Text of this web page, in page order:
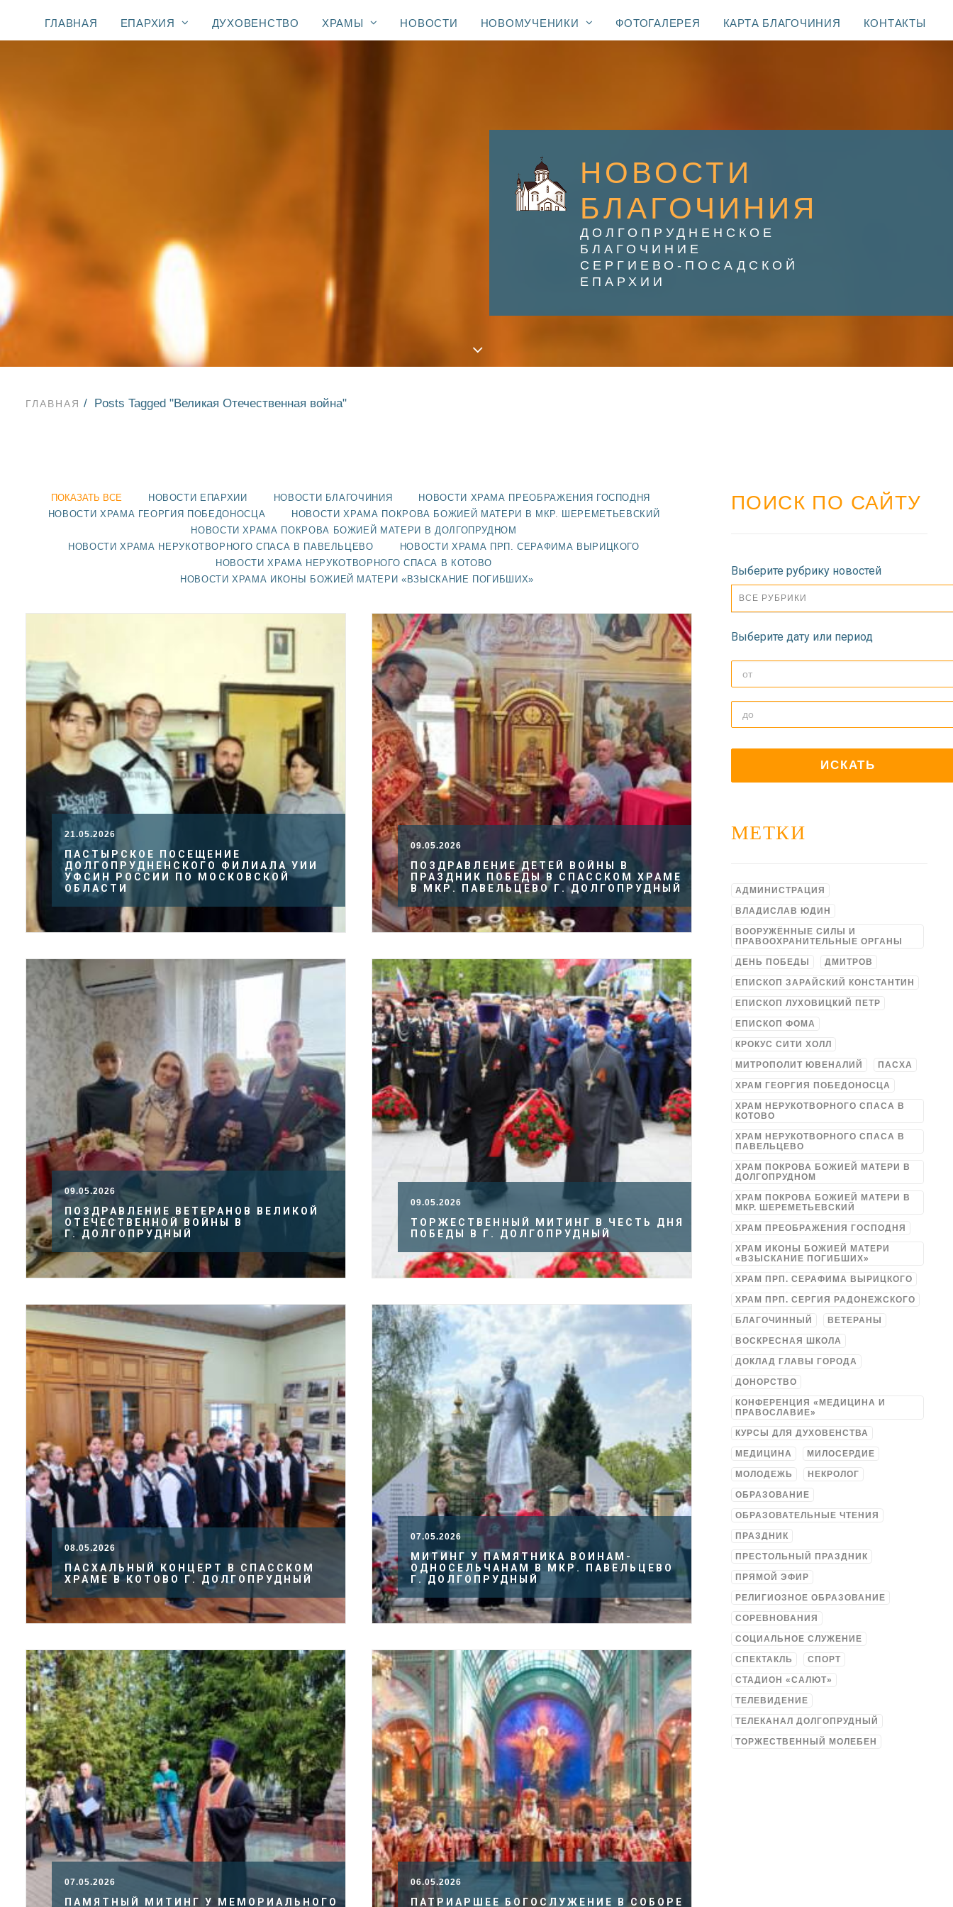
ГЛАВНАЯ ЕПАРХИЯ ДУХОВЕНСТВО ХРАМЫ НОВОСТИ НОВОМУЧЕНИКИ ФОТОГАЛЕРЕЯ КАРТА БЛАГОЧИНИЯ КОНТАКТЫ
НОВОСТИ
БЛАГОЧИНИЯ
ДОЛГОПРУДНЕНСКОЕ
БЛАГОЧИНИЕ
СЕРГИЕВО-ПОСАДСКОЙ
ЕПАРХИИ
ГЛАВНАЯ Posts Tagged "Великая Отечественная война"
ПОКАЗАТЬ ВСЕ НОВОСТИ ЕПАРХИИ НОВОСТИ БЛАГОЧИНИЯ
НОВОСТИ ХРАМА ПРЕОБРАЖЕНИЯ ГОСПОДНЯ
НОВОСТИ ХРАМА ГЕОРГИЯ ПОБЕДОНОСЦА
НОВОСТИ ХРАМА ПОКРОВА БОЖИЕЙ МАТЕРИ В МКР. ШЕРЕМЕТЬЕВСКИЙ
НОВОСТИ ХРАМА ПОКРОВА БОЖИЕЙ МАТЕРИ В ДОЛГОПРУДНОМ
НОВОСТИ ХРАМА НЕРУКОТВОРНОГО СПАСА В ПАВЕЛЬЦЕВО
НОВОСТИ ХРАМА ПРП. СЕРАФИМА ВЫРИЦКОГО
НОВОСТИ ХРАМА НЕРУКОТВОРНОГО СПАСА В КОТОВО
НОВОСТИ ХРАМА ИКОНЫ БОЖИЕЙ МАТЕРИ «ВЗЫСКАНИЕ ПОГИБШИХ»
21.05.2026
ПАСТЫРСКОЕ ПОСЕЩЕНИЕ
ДОЛГОПРУДНЕНСКОГО ФИЛИАЛА УИИ
УФСИН РОССИИ ПО МОСКОВСКОЙ
ОБЛАСТИ
09.05.2026
ПОЗДРАВЛЕНИЕ ДЕТЕЙ ВОЙНЫ В
ПРАЗДНИК ПОБЕДЫ В СПАССКОМ ХРАМЕ
В МКР. ПАВЕЛЬЦЕВО Г. ДОЛГОПРУДНЫЙ
09.05.2026
ПОЗДРАВЛЕНИЕ ВЕТЕРАНОВ ВЕЛИКОЙ
ОТЕЧЕСТВЕННОЙ ВОЙНЫ В
Г. ДОЛГОПРУДНЫЙ
09.05.2026
ТОРЖЕСТВЕННЫЙ МИТИНГ В ЧЕСТЬ ДНЯ
ПОБЕДЫ В Г. ДОЛГОПРУДНЫЙ
08.05.2026
ПАСХАЛЬНЫЙ КОНЦЕРТ В СПАССКОМ
ХРАМЕ В КОТОВО Г. ДОЛГОПРУДНЫЙ
07.05.2026
МИТИНГ У ПАМЯТНИКА ВОИНАМ-
ОДНОСЕЛЬЧАНАМ В МКР. ПАВЕЛЬЦЕВО
Г. ДОЛГОПРУДНЫЙ
07.05.2026
ПАМЯТНЫЙ МИТИНГ У МЕМОРИАЛЬНОГО
06.05.2026
ПАТРИАРШЕЕ БОГОСЛУЖЕНИЕ В СОБОРЕ
ПОИСК ПО САЙТУ
Выберите рубрику новостей
ВСЕ РУБРИКИ
Выберите дату или период
МЕТКИ
АДМИНИСТРАЦИЯ
ВЛАДИСЛАВ ЮДИН
ВООРУЖЁННЫЕ СИЛЫ И
ПРАВООХРАНИТЕЛЬНЫЕ ОРГАНЫ
ДЕНЬ ПОБЕДЫ ДМИТРОВ
ЕПИСКОП ЗАРАЙСКИЙ КОНСТАНТИН
ЕПИСКОП ЛУХОВИЦКИЙ ПЕТР
ЕПИСКОП ФОМА
КРОКУС СИТИ ХОЛЛ
МИТРОПОЛИТ ЮВЕНАЛИЙ ПАСХА
ХРАМ ГЕОРГИЯ ПОБЕДОНОСЦА
ХРАМ НЕРУКОТВОРНОГО СПАСА В
КОТОВО
ХРАМ НЕРУКОТВОРНОГО СПАСА В
ПАВЕЛЬЦЕВО
ХРАМ ПОКРОВА БОЖИЕЙ МАТЕРИ В
ДОЛГОПРУДНОМ
ХРАМ ПОКРОВА БОЖИЕЙ МАТЕРИ В
МКР. ШЕРЕМЕТЬЕВСКИЙ
ХРАМ ПРЕОБРАЖЕНИЯ ГОСПОДНЯ
ХРАМ ИКОНЫ БОЖИЕЙ МАТЕРИ
«ВЗЫСКАНИЕ ПОГИБШИХ»
ХРАМ ПРП. СЕРАФИМА ВЫРИЦКОГО
ХРАМ ПРП. СЕРГИЯ РАДОНЕЖСКОГО
БЛАГОЧИННЫЙ ВЕТЕРАНЫ
ВОСКРЕСНАЯ ШКОЛА
ДОКЛАД ГЛАВЫ ГОРОДА
ДОНОРСТВО
КОНФЕРЕНЦИЯ «МЕДИЦИНА И
ПРАВОСЛАВИЕ»
КУРСЫ ДЛЯ ДУХОВЕНСТВА
МЕДИЦИНА МИЛОСЕРДИЕ
МОЛОДЕЖЬ НЕКРОЛОГ
ОБРАЗОВАНИЕ
ОБРАЗОВАТЕЛЬНЫЕ ЧТЕНИЯ
ПРАЗДНИК
ПРЕСТОЛЬНЫЙ ПРАЗДНИК
ПРЯМОЙ ЭФИР
РЕЛИГИОЗНОЕ ОБРАЗОВАНИЕ
СОРЕВНОВАНИЯ
СОЦИАЛЬНОЕ СЛУЖЕНИЕ
СПЕКТАКЛЬ СПОРТ
СТАДИОН «САЛЮТ»
ТЕЛЕВИДЕНИЕ
ТЕЛЕКАНАЛ ДОЛГОПРУДНЫЙ
ТОРЖЕСТВЕННЫЙ МОЛЕБЕН